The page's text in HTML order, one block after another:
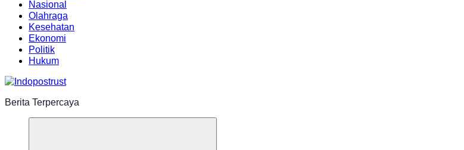
Nasional
Olahraga
Kesehatan
Ekonomi
Politik
Hukum
Berita Terpercaya